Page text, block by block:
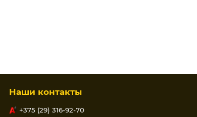
Наши контакты
+375 (29) 316-92-70